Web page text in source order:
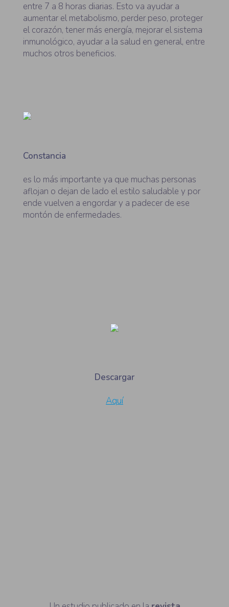
entre 7 a 8 horas diarias. Esto va ayudar a
aumentar el metabolismo, perder peso, proteger
el corazón, tener más energía, mejorar el sistema
inmunológico, ayudar a la salud en general, entre
muchos otros beneficios.
Constancia
es lo más importante ya que muchas personas
aflojan o dejan de lado el estilo saludable y por
ende vuelven a engordar y a padecer de ese
montón de enfermedades.
Descargar
Aquí